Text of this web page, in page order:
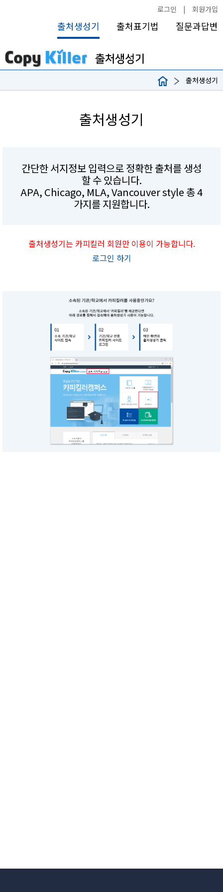
로그인 | 회원가입
출처생성기 출처표기법 질문과답변
출처생성기
출처생성기
간단한 서지정보 입력으로 정확한 출처를 생성
할 수 있습니다.
APA, Chicago, MLA, Vancouver style 총 4
가지를 지원합니다.
출처생성기는 카피킬러 회원만 이용이 가능합니다.
로그인 하기